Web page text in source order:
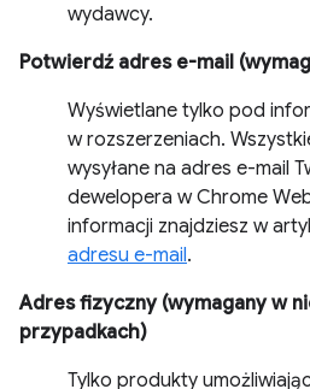
wydawcy.
Potwierdź adres e-mail
Wyświetlane tylko pod
w rozszerzeniach.
wysyłane na adres e-mail
dewelopera w Chrome
informacji znajdziesz w
adresu e-mail.
Adres fizyczny (wymagany w
przypadkach)
Tylko produkty